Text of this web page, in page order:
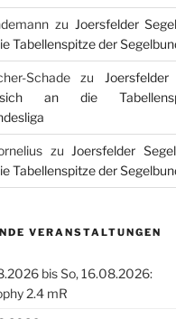
zu Joersfelder
Tabellenspitze der
Schadezu
an die
zu
Joersfelder
Tabellenspitze der
VERANSTALTUNGEN
bis So, 16.08.2026:
2.4 mR